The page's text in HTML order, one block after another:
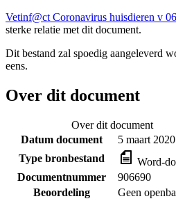
Vetinf@ct Coronavirus huisdieren v
sterke relatie met dit document.
Dit bestand zal spoedig aangeleverd
eens.
Over dit document
Over dit document
Datum document
5 maart 2020
Type bronbestand
Word-
Documentnummer
906690
Beoordeling
Geen